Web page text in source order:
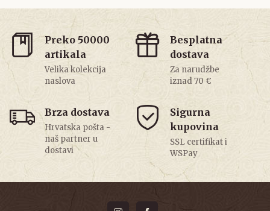
Preko 50000
artikala
Velika kolekcija
naslova
Besplatna
dostava
Za narudžbe
iznad 70 €
Brza dostava
Hrvatska pošta -
naš partner u
dostavi
Sigurna
kupovina
SSL certifikat i
WSPay